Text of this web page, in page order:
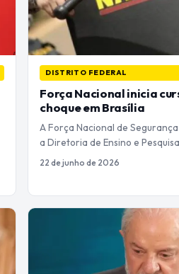
DISTRITO FEDERAL
Força Nacional inicia
choque em Brasília
A Força Nacional de
a Diretoria de Ensino e
22 de junho de 2026